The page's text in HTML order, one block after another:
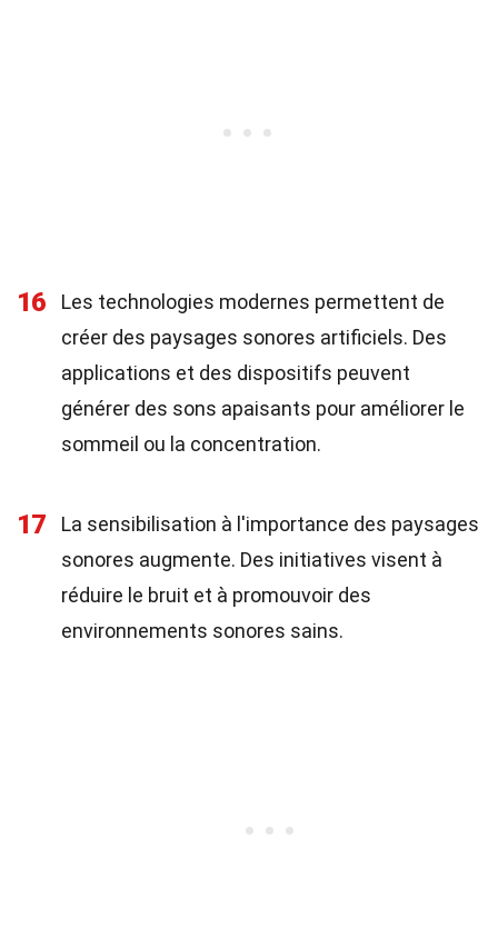
16
Les technologies modernes permettent de
créer des paysages sonores artificiels. Des
applications et des dispositifs peuvent
générer des sons apaisants pour améliorer le
sommeil ou la concentration.
17
La sensibilisation à l'importance des paysages
sonores augmente. Des initiatives visent à
réduire le bruit et à promouvoir des
environnements sonores sains.